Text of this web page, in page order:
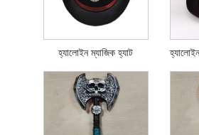
হ্যালোইন ম্যাজিক হ্যাট